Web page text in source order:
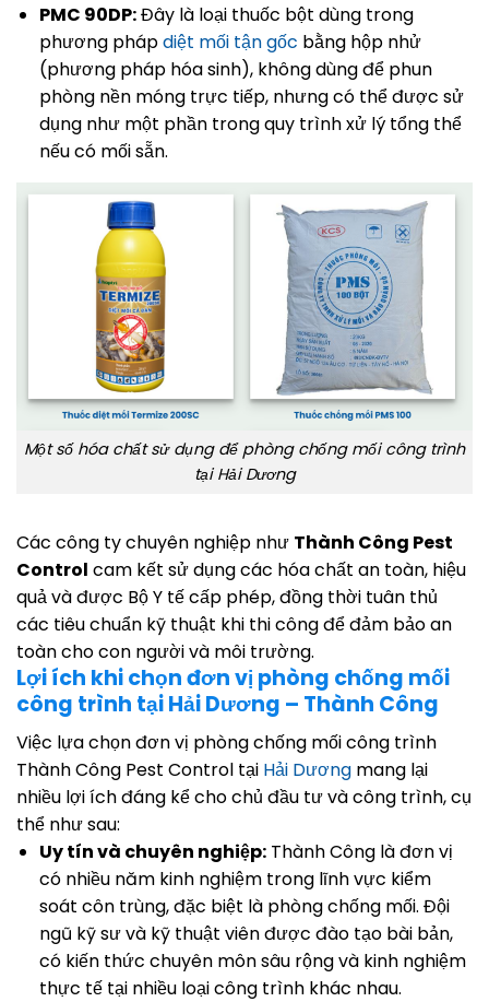
PMC 90DP:Đây là loại thuốc bột dùng trong
phương phápdiệt mối tận gốc bằng hộp nhử
(phương pháp hóa sinh), không dùng để phun
phòng nền móng trực tiếp, nhưng có thể được sử
dụng như một phần trong quy trình xử lý tổng thể
nếu có mối sẵn.
Một số hóa chất sử dụng để phòng chống mối công trình
tại Hải Dương
Các công ty chuyên nghiệp như Thành Công Pest
Control cam kết sử dụng các hóa chất an toàn, hiệu
quả và được Bộ Y tế cấp phép, đồng thời tuân thủ
các tiêu chuẩn kỹ thuật khi thi công để đảm bảo an
toàn cho con người và môi trường.
Lợi ích khi chọn đơn vị phòng chống mối
công trình tại Hải Dương – Thành Công
Việc lựa chọn đơn vị phòng chống mối công trình
Thành Công Pest Control tại Hải Dương mang lại
nhiều lợi ích đáng kể cho chủ đầu tư và công trình, cụ
thể như sau:
Uy tín và chuyên nghiệp:Thành Công là đơn vị
có nhiều năm kinh nghiệm trong lĩnh vực kiểm
soát côn trùng, đặc biệt là phòng chống mối. Đội
ngũ kỹ sư và kỹ thuật viên được đào tạo bài bản,
có kiến thức chuyên môn sâu rộng và kinh nghiệm
thực tế tại nhiều loại công trình khác nhau.